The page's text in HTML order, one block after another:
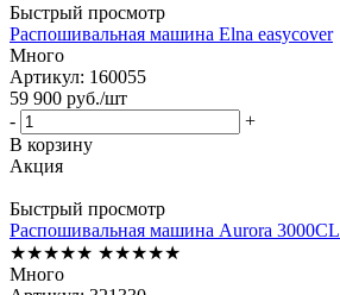
Быстрый просмотр
Распошивальная машина Elna easycover
Много
Артикул: 160055
59 900 руб./шт
-
+
В корзину
Акция
Быстрый просмотр
Распошивальная машина Aurora 3000CL
★★★★★ ★★★★★
Много